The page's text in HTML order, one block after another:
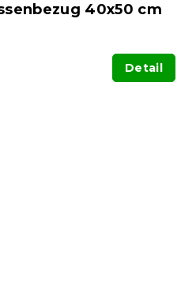
40x50 cm
Detail